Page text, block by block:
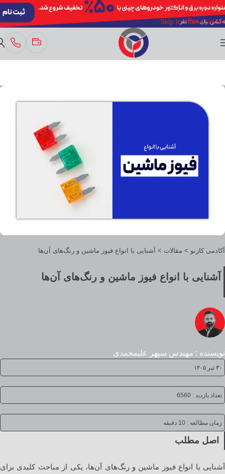
Skip to navigation
Skip to main content
آکادمی کارنو > مقالات > آشنایی با انواع فیوز ماشین و رنگ‌های آن‌ها
آشنایی با انواع فیوز ماشین و رنگ‌های آن‌ها
نویسنده : مهندس سپهر علیمحمدی
۳۰ تیر ۱۴۰۵
تعداد بازدید : 6560
زمان مطالعه : 10 دقیقه
اصل مطلب
آشنایی با انواع فیوز ماشین و رنگ‌های آن‌ها، یکی از مباحث کلیدی برای